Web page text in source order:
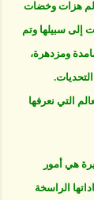
هزات وخضات
إلى سبيلها وتم
ومزدهرة،
التي نعرفها
هي أمور
الراسخة